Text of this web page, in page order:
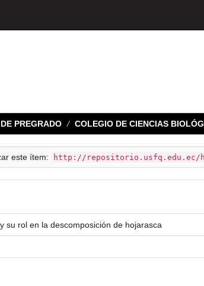
PREGRADO COLEGIO DE CIENCIAS
este ítem: http://repositorio.usfq.edu.ec/
su rol en la descomposición de hojarasca